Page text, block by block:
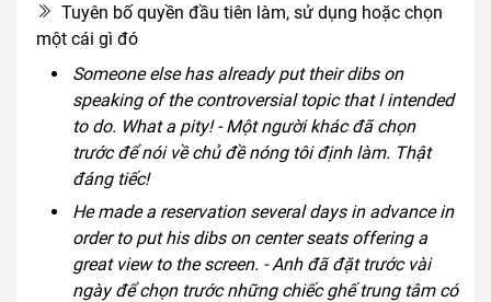
Tuyên bố quyền đầu tiên làm, sử dụng hoặc chọn
một cái gì đó
Someone else has already put their dibs on
speaking of the controversial topic that I intended
to do. What a pity! - Một người khác đã chọn
trước để nói về chủ đề nóng tôi định làm. Thật
đáng tiếc!
He made a reservation several days in advance in
order to put his dibs on center seats offering a
great view to the screen. - Anh đã đặt trước vài
ngày để chọn trước những chiếc ghế trung tâm có